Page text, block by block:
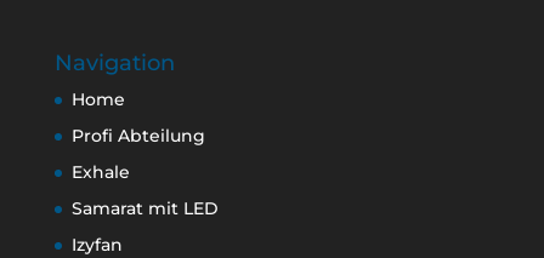
Navigation
Home
Profi Abteilung
Exhale
Samarat mit LED
Izyfan